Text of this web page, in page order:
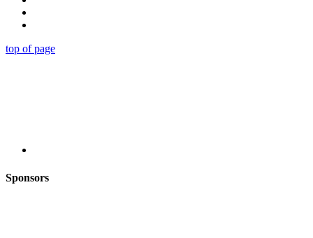
top of page
Sponsors